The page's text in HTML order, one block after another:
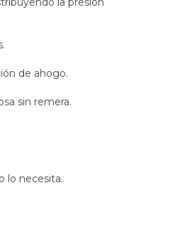
de ahogo.
sin remera.
lo necesita.